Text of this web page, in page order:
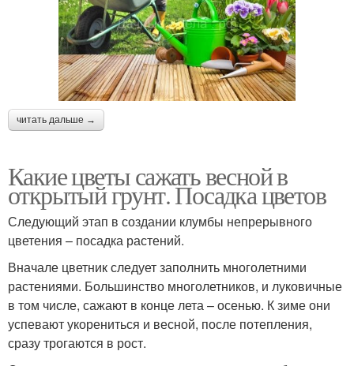
читать дальше →
Какие цветы сажать весной в
открытый грунт. Посадка цветов
Следующий этап в создании клумбы непрерывного
цветения – посадка растений.
Вначале цветник следует заполнить многолетними
растениями. Большинство многолетников, и луковичные
в том числе, сажают в конце лета – осенью. К зиме они
успевают укорениться и весной, после потепления,
сразу трогаются в рост.